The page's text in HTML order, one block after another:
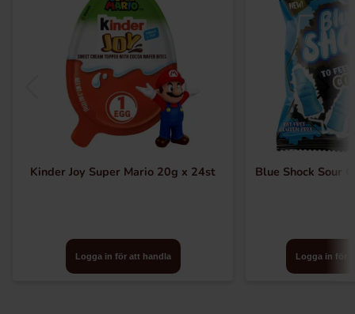
Kinder Joy Super Mario 20g x 24st
Logga in för att handla
Blue Shock Sour
Logga in för